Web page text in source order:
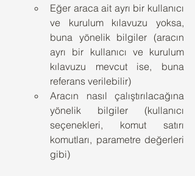
Eğer araca ait ayrı bir kullanıcı
ve kurulum kılavuzu yoksa,
buna yönelik bilgiler (aracın
ayrı bir kullanıcı ve kurulum
kılavuzu mevcut ise, buna
referans verilebilir)
Aracın nasıl çalıştırılacağına
yönelik bilgiler (kullanıcı
seçenekleri, komut satırı
komutları, parametre değerleri
gibi)